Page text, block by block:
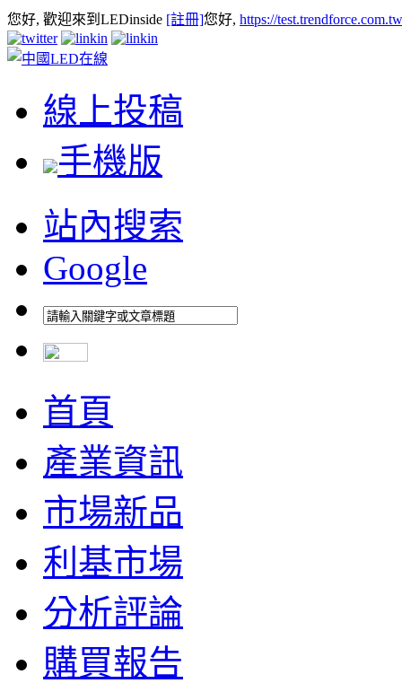
您好, 歡迎來到LEDinside [註冊]您好, https://
線上投稿
手機版
站內搜索
Google
首頁
產業資訊
市場新品
利基市場
分析評論
購買報告